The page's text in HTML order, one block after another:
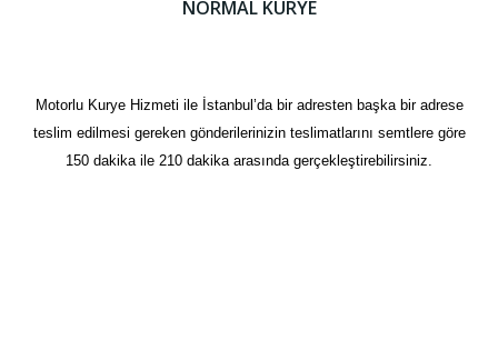
NORMAL KURYE
Motorlu Kurye Hizmeti ile İstanbul’da bir adresten başka bir adrese
teslim edilmesi gereken gönderilerinizin teslimatlarını semtlere göre
150 dakika ile 210 dakika arasında gerçekleştirebilirsiniz.